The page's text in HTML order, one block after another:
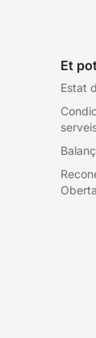
Et
Estat
Oberta